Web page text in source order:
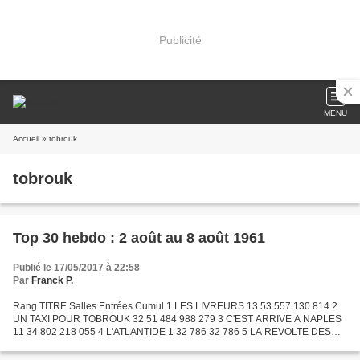
Publicité
MENU
Accueil » tobrouk
tobrouk
Top 30 hebdo : 2 août au 8 août 1961
Publié le 17/05/2017 à 22:58
Par Franck P.
Rang TITRE Salles Entrées Cumul 1 LES LIVREURS 13 53 557 130 814 2
UN TAXI POUR TOBROUK 32 51 484 988 279 3 C'EST ARRIVE A NAPLES
11 34 802 218 055 4 L'ATLANTIDE 1 32 786 32 786 5 LA REVOLTE DES